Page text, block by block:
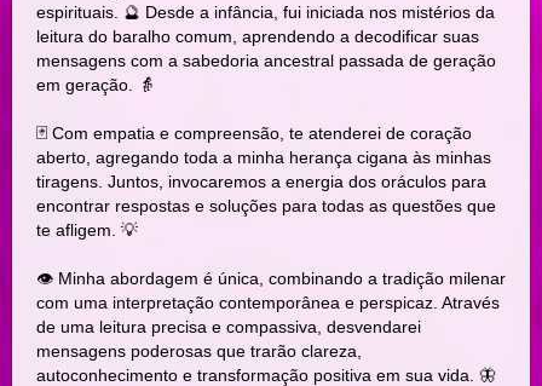
espirituais. 🔮 Desde a infância, fui iniciada nos mistérios da
leitura do baralho comum, aprendendo a decodificar suas
mensagens com a sabedoria ancestral passada de geração
em geração. 👵
🃏 Com empatia e compreensão, te atenderei de coração
aberto, agregando toda a minha herança cigana às minhas
tiragens. Juntos, invocaremos a energia dos oráculos para
encontrar respostas e soluções para todas as questões que
te afligem. 💡
👁️ Minha abordagem é única, combinando a tradição milenar
com uma interpretação contemporânea e perspicaz. Através
de uma leitura precisa e compassiva, desvendarei
mensagens poderosas que trarão clareza,
autoconhecimento e transformação positiva em sua vida. 🦋